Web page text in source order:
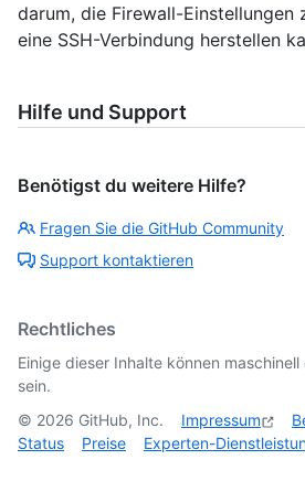
darum, die Firewall-Einstellungen
eine SSH-Verbindung herstellen
Hilfe und Support
Benötigst du weitere Hilfe?
Fragen Sie die GitHub Community
Support kontaktieren
Rechtliches
Einige dieser Inhalte können
sein.
© 2026 GitHub, Inc. Impressum
Status
Preise Experten-